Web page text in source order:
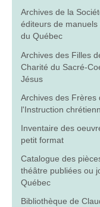
Archives de la
éditeurs de manuels
du Québec
Archives des Filles
Charité du Sacré-
Jésus
Archives des Frères
l'Instruction
Inventaire des
petit format
Catalogue des
théâtre publiées ou
Québec
Bibliothèque de